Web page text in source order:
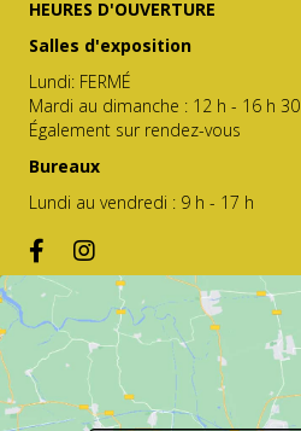
HEURES D'OUVERTURE
Salles d'exposition
Lundi: FERMÉ
Mardi au dimanche : 12 h - 16 h 30
Également sur rendez-vous
Bureaux
Lundi au vendredi : 9 h - 17 h